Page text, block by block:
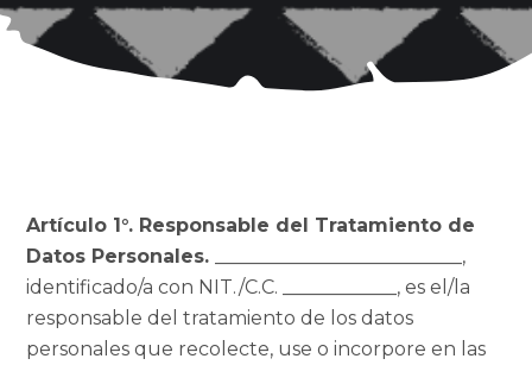
Artículo 1°. Responsable del Tratamiento de
Datos Personales.
__________________________,
identificado/a con NIT./C.C. ____________, es el/la
responsable del tratamiento de los datos
personales que recolecte, use o incorpore en las